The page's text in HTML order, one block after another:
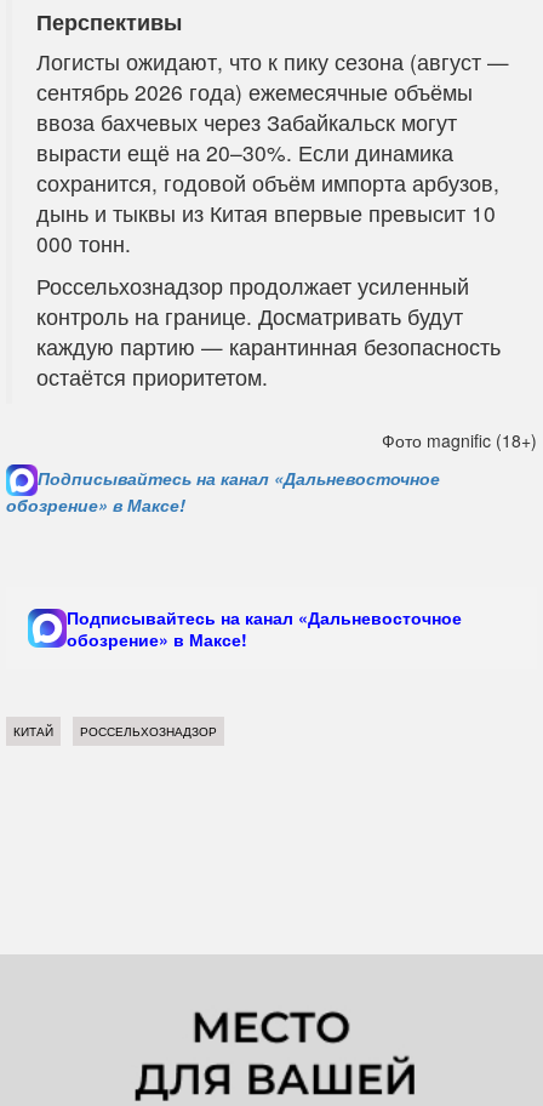
Перспективы
Логисты ожидают, что к пику сезона (август —
сентябрь 2026 года) ежемесячные объёмы
ввоза бахчевых через Забайкальск могут
вырасти ещё на 20–30%. Если динамика
сохранится, годовой объём импорта арбузов,
дынь и тыквы из Китая впервые превысит 10
000 тонн.
Россельхознадзор продолжает усиленный
контроль на границе. Досматривать будут
каждую партию — карантинная безопасность
остаётся приоритетом.
Фото magnific (18+)
Подписывайтесь на канал «Дальневосточное
обозрение» в Максе!
Подписывайтесь на канал «Дальневосточное
обозрение» в Максе!
КИТАЙ РОССЕЛЬХОЗНАДЗОР